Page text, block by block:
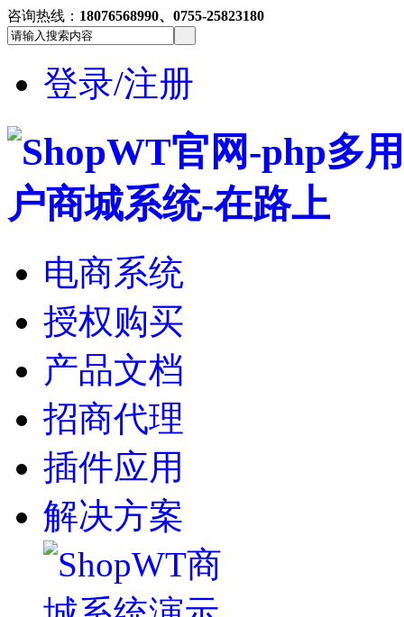
咨询热线： 18076568990、0755-25823180
登录/注册
电商系统
授权购买
产品文档
招商代理
插件应用
解决方案